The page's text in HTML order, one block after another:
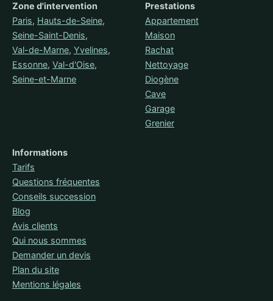
Zone d'intervention
Paris, Hauts-de-Seine,
Seine-Saint-Denis,
Val-de-Marne, Yvelines,
Essonne, Val-d'Oise,
Seine-et-Marne
Prestations
Appartement
Maison
Rachat
Nettoyage
Diogène
Cave
Garage
Grenier
Informations
Tarifs
Questions fréquentes
Conseils succession
Blog
Avis clients
Qui nous sommes
Demander un devis
Plan du site
Mentions légales